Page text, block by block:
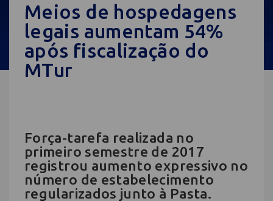
Meios de hospedagens
legais aumentam 54%
após fiscalização do
MTur
Força-tarefa realizada no
primeiro semestre de 2017
registrou aumento expressivo no
número de estabelecimento
regularizados junto à Pasta.